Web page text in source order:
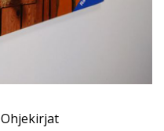
Ohjekirjat